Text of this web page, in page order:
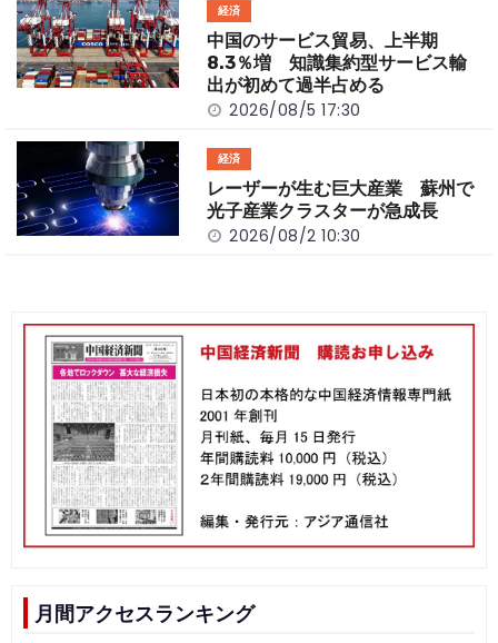
経済
中国のサービス貿易、上半期
8.3％増 知識集約型サービス輸
出が初めて過半占める
2026/08/5 17:30
経済
レーザーが生む巨大産業 蘇州で
光子産業クラスターが急成長
2026/08/2 10:30
月間アクセスランキング